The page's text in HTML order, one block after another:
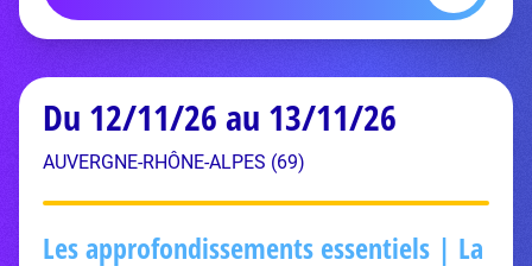
Du 12/11/26 au 13/11/26
AUVERGNE-RHÔNE-ALPES (69)
Les approfondissements essentiels | La